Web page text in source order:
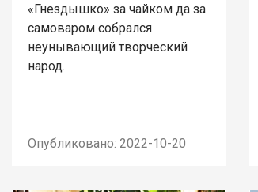
«Гнездышко» за чайком да за
самоваром собрался
неунывающий творческий
народ.
Опубликовано: 2022-10-20